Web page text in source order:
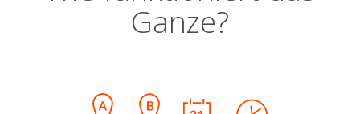
Ganze?